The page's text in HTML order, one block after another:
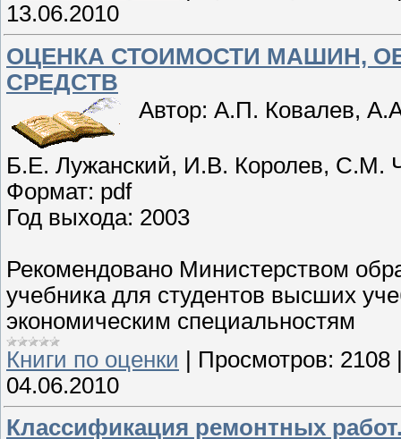
13.06.2010
ОЦЕНКА СТОИМОСТИ МАШИН,
СРЕДСТВ
Автор: А.П. Ковалев,
Б.Е. Лужанский, И.В. Королев, С.М.
Формат: pdf
Год выхода: 2003
Рекомендовано Министерством
учебника для студентов высших
экономическим специальностям
Книги по оценки | Просмотров: 2108
04.06.2010
Классификация ремонтных